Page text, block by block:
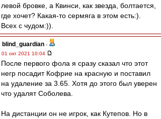
левой бровке, а Квинси, как звезда, болтается,
где хочет? Какая-то сермяга в этом есть:).
Всех с чудом:)).
blind_guardian -
01 окт 2021 10:04
После первого фола я сразу сказал что этот
негр посадит Кофрие на красную и поставил
на удаление за 3.65. Хотя до этого был уверен
что удалят Соболева.
На дистанции он не игрок, как Кутепов. Но в